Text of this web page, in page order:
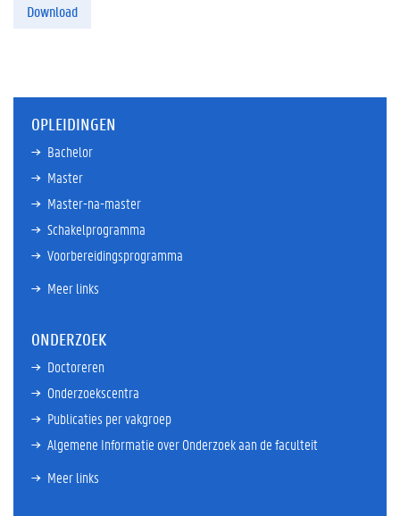
Download
OPLEIDINGEN
Bachelor
Master
Master-na-master
Schakelprogramma
Voorbereidingsprogramma
Meer links
ONDERZOEK
Doctoreren
Onderzoekscentra
Publicaties per vakgroep
Algemene Informatie over Onderzoek aan de faculteit
Meer links